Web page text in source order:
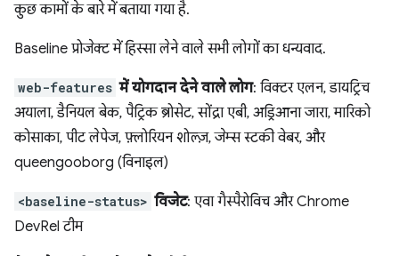
कुछ कामों के बारे में बताया गया है.
Baseline प्रोजेक्ट में हिस्सा लेने वाले सभी लोगों का धन्यवाद.
web-features में योगदान देने वाले लोग: विक्टर एलन, डायट्रिच
अयाला, डैनियल बेक, पैट्रिक ब्रोसेट, सोंद्रा एबी, अड्रिआना जारा, मारिको
कोसाका, पीट लेपेज, फ़्लोरियन शोल्ज़, जेम्स स्टकी वेबर, और
queengooborg (विनाइल)
<baseline-status> विजेट: एवा गैस्पैरोविच और Chrome
DevRel टीम